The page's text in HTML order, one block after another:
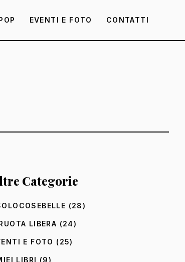
EVENTI E FOTO CONTATTI
Categorie
(28)
LIBERA (24)
E FOTO (25)
LIBRI (9)